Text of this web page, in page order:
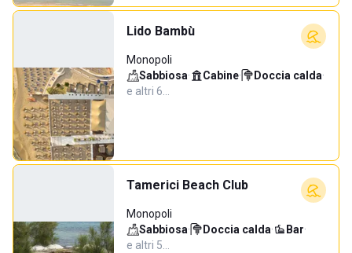
Lido Bambù
Monopoli
Sabbiosa· Cabine· Doccia calda·
e altri 6…
Tamerici Beach Club
Monopoli
Sabbiosa· Doccia calda· Bar·
e altri 5…